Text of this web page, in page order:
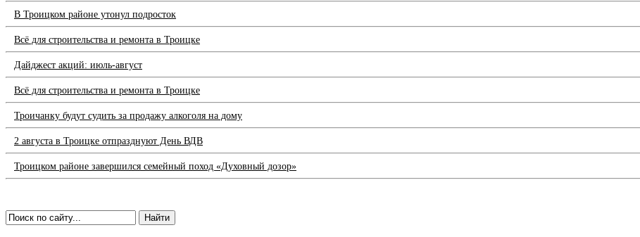
В Троицком районе утонул подросток
Всё для строительства и ремонта в Троицке
Дайджест акций: июль-август
Всё для строительства и ремонта в Троицке
Троичанку будут судить за продажу алкоголя на дому
2 августа в Троицке отпразднуют День ВДВ
Троицком районе завершился семейный поход «Духовный дозор»